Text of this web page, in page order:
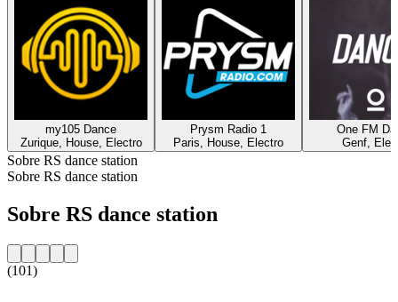
my105 Dance
Zurique, House, Electro
Prysm Radio 1
Paris, House, Electro
One FM
Genf,
Sobre RS dance station
Sobre RS dance station
Sobre RS dance station
(101)